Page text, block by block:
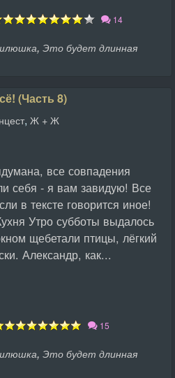
14
, Это будет длинная
(Часть 8)
, Ж + Ж
все совпадения
себя - я вам завидую! Все
в тексте говорится иное!
Утро субботы выдалось
щебетали птицы, лёгкий
Александр, как...
15
, Это будет длинная